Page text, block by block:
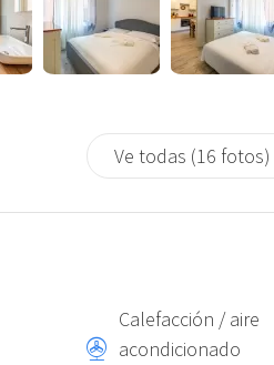
Ve todas (16 fotos)
Calefacción / aire
acondicionado